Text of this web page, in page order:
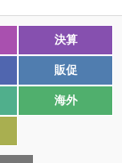
決算
販促
海外